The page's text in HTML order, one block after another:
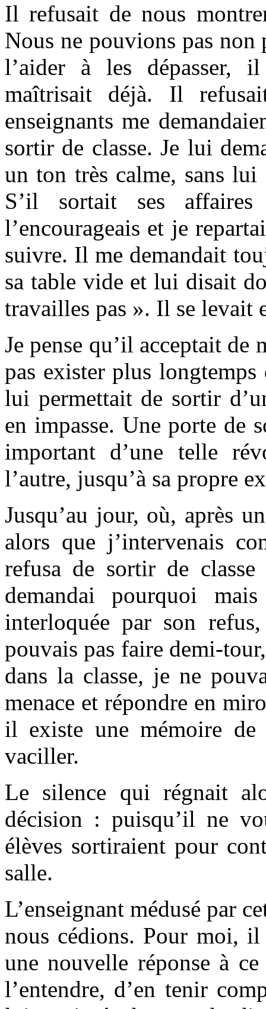
Il refusait de nous
Nous ne pouvions pas
l’aider à les dépasser,
maîtrisait déjà. Il
enseignants me
sortir de classe. Je lui
un ton très calme, sans
S’il sortait ses
l’encourageais et je
suivre. Il me demandait
sa table vide et lui disait
travailles pas ». Il se levait
Je pense qu’il acceptait
pas exister plus
lui permettait de sortir
en impasse. Une porte de
important d’une telle
l’autre, jusqu’à sa propre
Jusqu’au jour, où, après
alors que j’intervenais
refusa de sortir de
demandai pourquoi
interloquée par son
pouvais pas faire demi-
dans la classe, je ne
menace et répondre en
il existe une mémoire de
vaciller.
Le silence qui régnait
décision : puisqu’il ne
élèves sortiraient pour
salle.
L’enseignant médusé par
nous cédions. Pour moi, il
une nouvelle réponse à
l’entendre, d’en tenir